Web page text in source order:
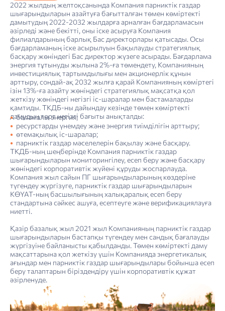
2022 жылдың желтоқсанында Компания парниктік газдар
шығарындыларын азайтуға бағытталған төмен көміртекті
дамытудың 2022-2032 жылдарға арналған бағдарламасын
әзірледі және бекітті, оны іске асыруға Компания
филиалдарының барлық Бас директорлары қатысады. Осы
бағдарламаның іске асырылуын бақылауды стратегиялық
басқару жөніндегі Бас директор жүзеге асырады. Бағдарлама
энергия тұтынуды жылына 2%-ға төмендету, Компанияның
инвестициялық тартымдылығы мен акционерлік құнын
арттыру, сондай-ақ 2032 жылға қарай Компанияның көміртегі
ізін 13%-ға азайту жөніндегі стратегиялық мақсатқа қол
жеткізу жөніндегі негізгі іс-шаралар мен бастамаларды
қамтиды. ТКДБ-ны дайындау кезінде төмен көміртекті
дамудың төрт негізгі бағыты анықталды:
баламалы энергия;
ресурстарды үнемдеу және энергия тиімділігін арттыру;
өтемақылық іс-шаралар;
парниктік газдар мәселелерін бақылау және басқару.
ТКДБ-ның шеңберінде Компания парниктік газдар
шығарындыларын мониторингілеу, есеп беру және басқару
жөніндегі корпоративтік жүйені құруды жоспарлауда.
Компания жыл сайын ПГ шығарындыларының көздеріне
түгендеу жүргізуге, парниктік газдар шығарындыларын
КӨҮАТ-ның басшылығының халықаралық есеп беру
стандартына сәйкес ашуға, есептеуге және верификациялауға
ниетті.
Қазір базалық жыл 2021 жыл Компанияның парниктік газдар
шығарындыларын бастапқы түгендеу мен сандық бағалауды
жүргізуіне байланысты қабылданды. Төмен көміртекті даму
мақсаттарына қол жеткізу үшін Компанияда энергетикалық
ағындар мен парниктік газдар шығарындылары бойынша есеп
беру талаптарын біріздендіру үшін корпоративтік құжат
әзірленуде.